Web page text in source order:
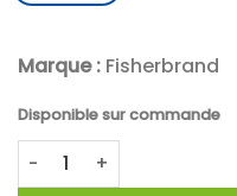
Marque : Fisherbrand
Disponible sur commande
quantité de X1000